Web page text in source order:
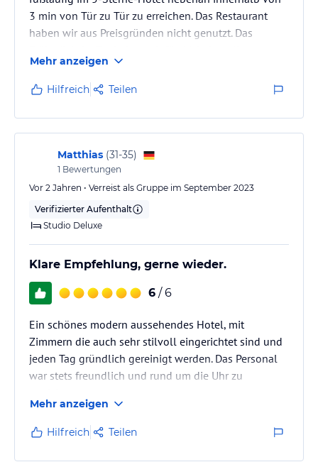
3 min von Tür zu Tür zu erreichen. Das Restaurant
haben wir aus Preisgründen nicht genutzt. Das
versucht, für das Geld sind wir lieber woanders für
bessere Qualität frühstücken gegangen.
Personal sehr freundlich und hilfsbereit. Zimmer-
Reinigung auf Wunsch später (bis 16Uhr) möglich,
was sehr angenehm ist. Die Zimmer werden sehr gut
gereinigt. Einziger Nachteil am…
Mehr anzeigen
Hilfreich Teilen
Matthias (31-35)
1 Bewertungen
Vor 2 Jahren • Verreist als Gruppe im September 2023
Verifizierter Aufenthalt
Studio Deluxe
Klare Empfehlung, gerne wieder.
6 / 6
Ein schönes modern aussehendes Hotel, mit
Zimmern die auch sehr stilvoll eingerichtet sind und
jeden Tag gründlich gereinigt werden. Das Personal
war stets freundlich und rund um die Uhr zu
Mehr anzeigen
Hilfreich Teilen